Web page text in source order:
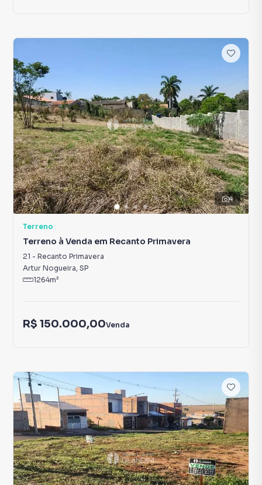
4
Terreno
Terreno à Venda em Recanto Primavera
21 - Recanto Primavera
Artur Nogueira, SP
1264m²
R$ 150.000,00Venda